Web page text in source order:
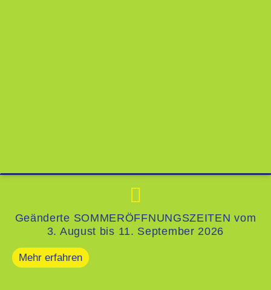
Geänderte SOMMERÖFFNUNGSZEITEN vom
3. August bis 11. September 2026
Mehr erfahren